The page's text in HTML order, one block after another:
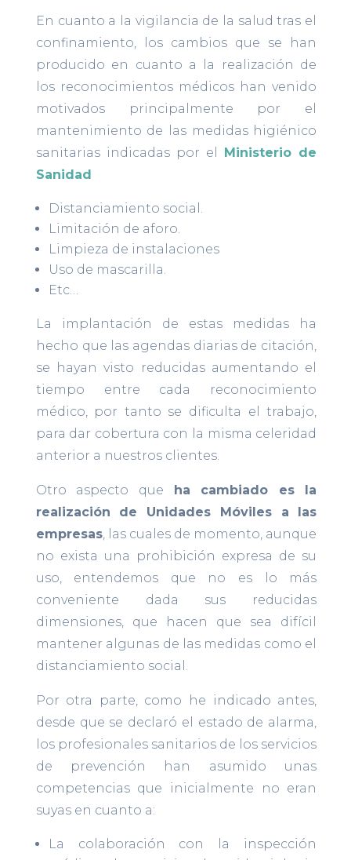
En cuanto a la vigilancia de la salud tras el
confinamiento, los cambios que se han
producido en cuanto a la realización de
los reconocimientos médicos han venido
motivados principalmente por el
mantenimiento de las medidas higiénico
sanitarias indicadas por el Ministerio de
Sanidad
Distanciamiento social.
Limitación de aforo.
Limpieza de instalaciones
Uso de mascarilla.
Etc…
La implantación de estas medidas ha
hecho que las agendas diarias de citación,
se hayan visto reducidas aumentando el
tiempo entre cada reconocimiento
médico, por tanto se dificulta el trabajo,
para dar cobertura con la misma celeridad
anterior a nuestros clientes.
Otro aspecto que ha cambiado es la
realización de Unidades Móviles a las
empresas, las cuales de momento, aunque
no exista una prohibición expresa de su
uso, entendemos que no es lo más
conveniente dada sus reducidas
dimensiones, que hacen que sea difícil
mantener algunas de las medidas como el
distanciamiento social.
Por otra parte, como he indicado antes,
desde que se declaró el estado de alarma,
los profesionales sanitarios de los servicios
de prevención han asumido unas
competencias que inicialmente no eran
suyas en cuanto a:
La colaboración con la inspección